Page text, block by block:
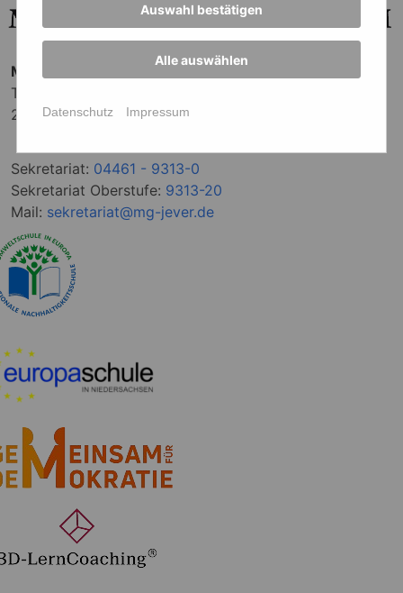
Mariengymnasium Jever
Terrasse 3
26441 Jever
Sekretariat: 04461 - 9313-0
Sekretariat Oberstufe: 9313-20
Mail: sekretariat@mg-jever.de
Auswahl bestätigen
Alle auswählen
Datenschutz Impressum